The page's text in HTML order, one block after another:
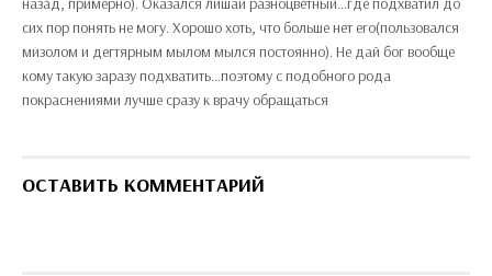
сих пор понять не могу. Хорошо хоть, что больше нет его(пользовался
мизолом и дегтярным мылом мылся постоянно). Не дай бог вообще
кому такую заразу подхватить...поэтому с подобного рода
покраснениями лучше сразу к врачу обращаться
ОСТАВИТЬ КОММЕНТАРИЙ